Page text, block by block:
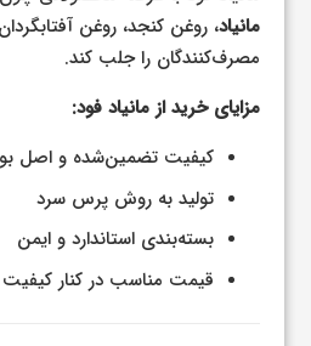
مانیاد، روغن کنجد، روغن
مصرف‌کنندگان را جلب کند.
مزایای خرید از مانیاد فود:
کیفیت تضمین‌شده و اصل
تولید به روش پرس سرد
بسته‌بندی استاندارد و ایمن
قیمت مناسب در کنار کیفیت